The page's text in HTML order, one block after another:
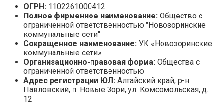
ОГРН: 1102261000412
Полное фирменное наименование: Общество с
ограниченной ответственностью "Новозоринские
коммунальные сети"
Сокращенное наименование: УК «Новозоринские
коммунальные сети»
Организационно-правовая форма: Общества с
ограниченной ответственностью
Адрес регистрации ЮЛ: Алтайский край, р-н.
Павловский, п. Новые Зори, ул. Комсомольская, д.
12